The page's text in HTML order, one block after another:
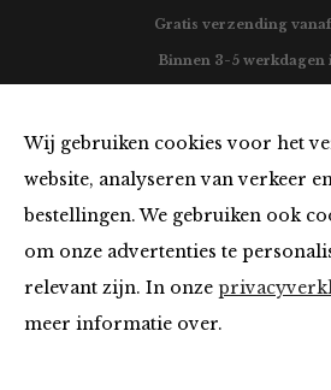
Wij gebruiken cookies voor het
website, analyseren van verkeer
bestellingen. We gebruiken ook
om onze advertenties te
relevant zijn. In onze
meer informatie over.
Gratis verzending
Binnen 3-5 werkdagen
Kleding
"I really need new clothes" –